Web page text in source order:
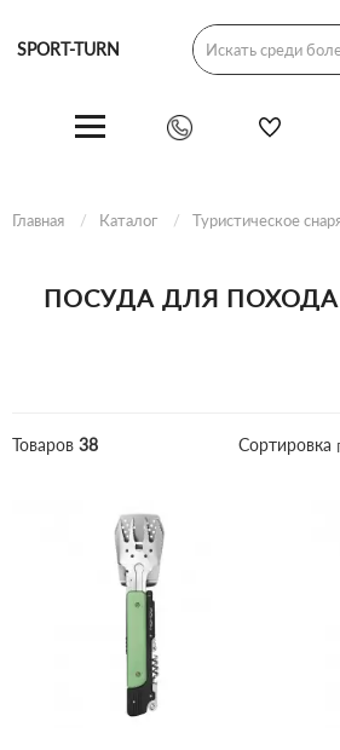
SPORT-TURN
Главная Каталог Туристическое
ПОСУДА ДЛЯ
Товаров 38 Сортировка